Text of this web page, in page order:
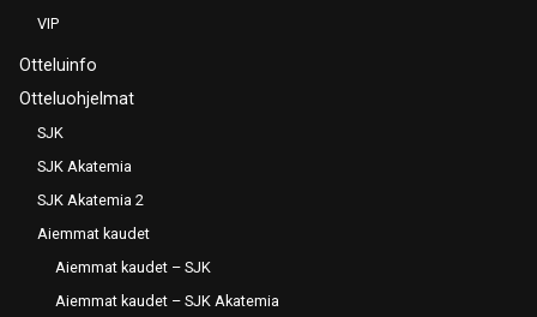
VIP
Otteluinfo
Otteluohjelmat
SJK
SJK Akatemia
SJK Akatemia 2
Aiemmat kaudet
Aiemmat kaudet – SJK
Aiemmat kaudet – SJK Akatemia